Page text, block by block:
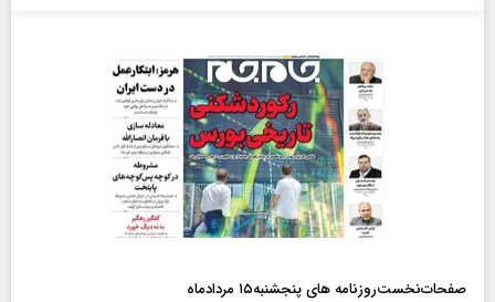
صفحات‌نخست‌روزنامه ها‌ی پنجشنبه‌۱۵ مردادماه